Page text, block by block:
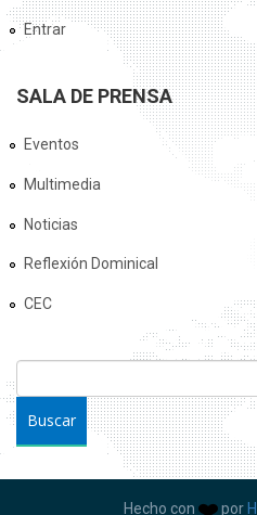
Entrar
SALA DE PRENSA
Eventos
Multimedia
Noticias
Reflexión Dominical
CEC
FORMULARIO DE
Hecho con por